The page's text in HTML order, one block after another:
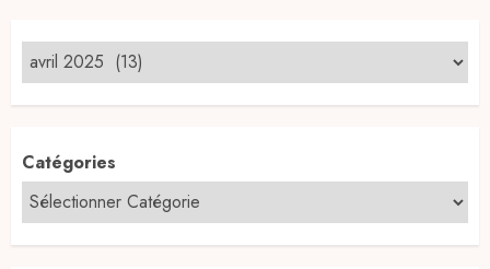
publications
Catégories